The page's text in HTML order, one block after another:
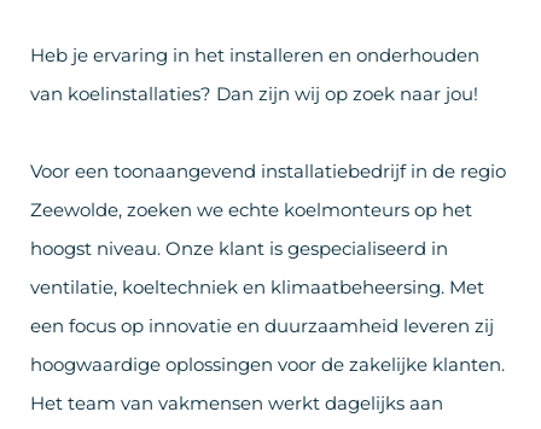
Heb je ervaring in het installeren en onderhouden
van koelinstallaties? Dan zijn wij op zoek naar jou!
Voor een toonaangevend installatiebedrijf in de regio
Zeewolde, zoeken we echte koelmonteurs op het
hoogst niveau. Onze klant is gespecialiseerd in
ventilatie, koeltechniek en klimaatbeheersing. Met
een focus op innovatie en duurzaamheid leveren zij
hoogwaardige oplossingen voor de zakelijke klanten.
Het team van vakmensen werkt dagelijks aan